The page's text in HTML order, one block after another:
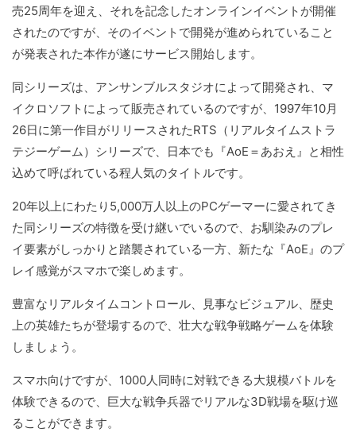
売25周年を迎え、それを記念したオンラインイベントが開催
されたのですが、そのイベントで開発が進められていること
が発表された本作が遂にサービス開始します。
同シリーズは、アンサンブルスタジオによって開発され、マ
イクロソフトによって販売されているのですが、1997年10月
26日に第一作目がリリースされたRTS（リアルタイムストラ
テジーゲーム）シリーズで、日本でも『AoE＝あおえ』と相性
込めて呼ばれている程人気のタイトルです。
20年以上にわたり5,000万人以上のPCゲーマーに愛されてき
た同シリーズの特徴を受け継いでいるので、お馴染みのプレ
イ要素がしっかりと踏襲されている一方、新たな『AoE』のプ
レイ感覚がスマホで楽しめます。
豊富なリアルタイムコントロール、見事なビジュアル、歴史
上の英雄たちが登場するので、壮大な戦争戦略ゲームを体験
しましょう。
スマホ向けですが、1000人同時に対戦できる大規模バトルを
体験できるので、巨大な戦争兵器でリアルな3D戦場を駆け巡
ることができます。